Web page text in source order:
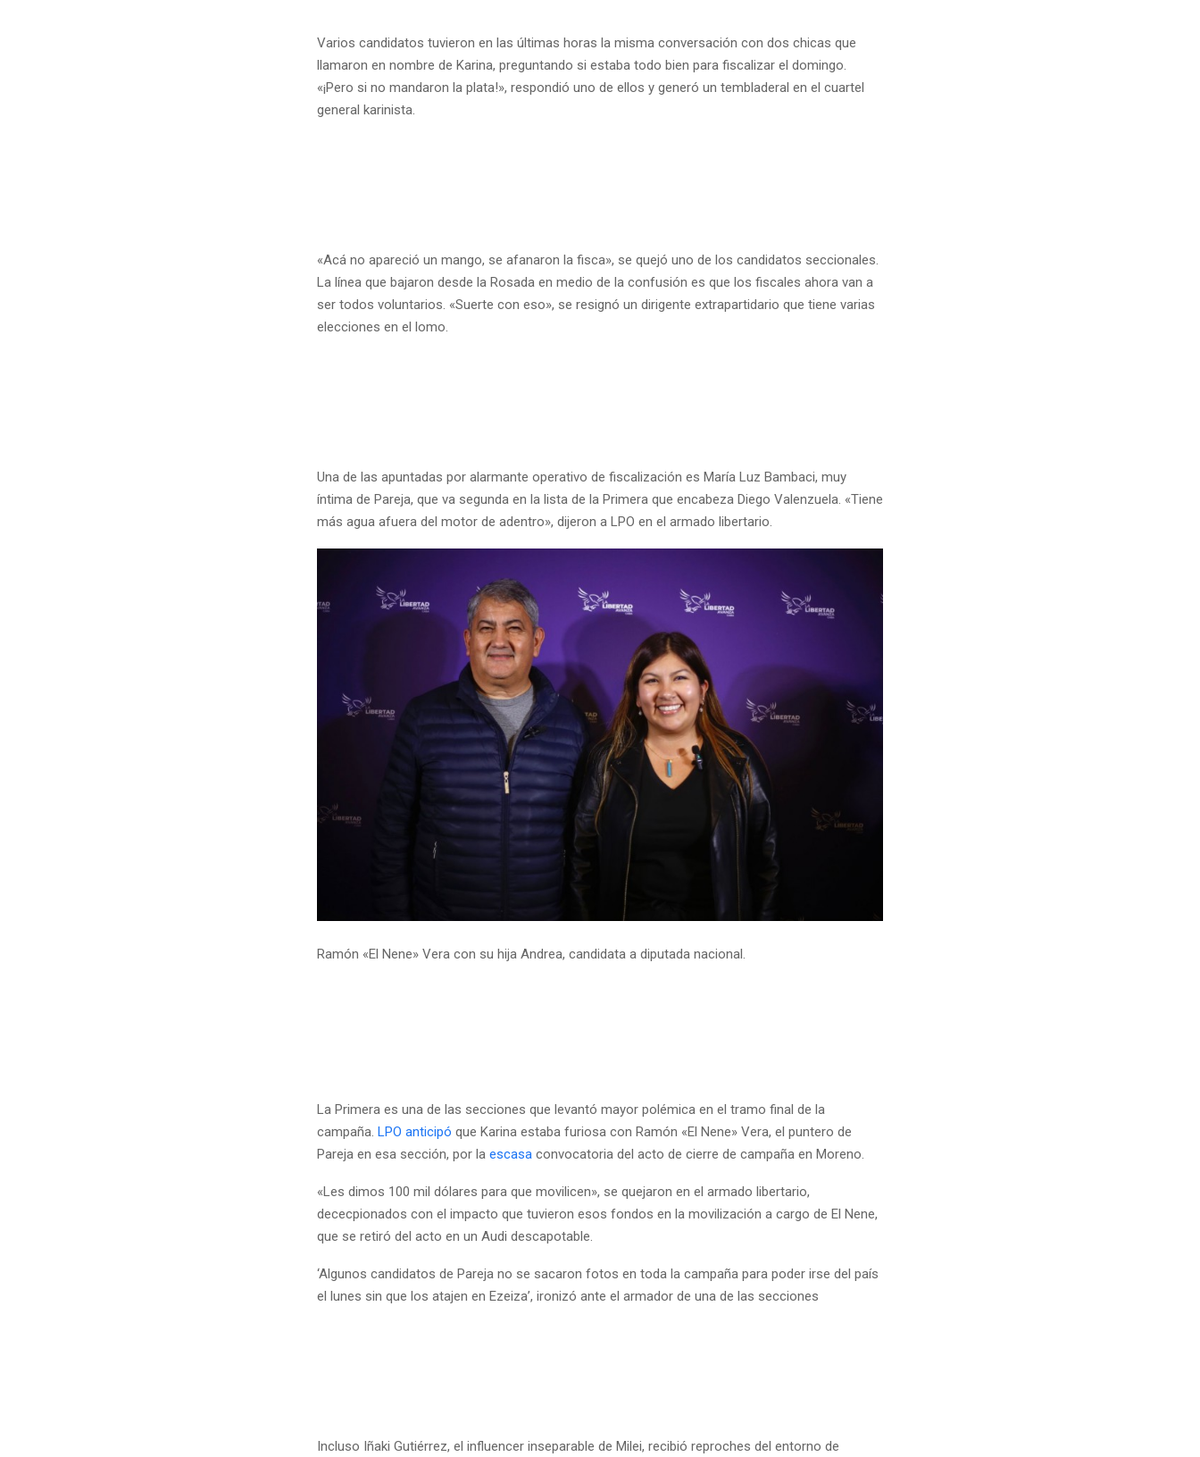
Varios candidatos tuvieron en las últimas horas la misma conversación con dos chicas que
llamaron en nombre de Karina, preguntando si estaba todo bien para fiscalizar el domingo.
«¡Pero si no mandaron la plata!», respondió uno de ellos y generó un tembladeral en el cuartel
general karinista.
«Acá no apareció un mango, se afanaron la fisca», se quejó uno de los candidatos seccionales.
La línea que bajaron desde la Rosada en medio de la confusión es que los fiscales ahora van a
ser todos voluntarios. «Suerte con eso», se resignó un dirigente extrapartidario que tiene varias
elecciones en el lomo.
Una de las apuntadas por alarmante operativo de fiscalización es María Luz Bambaci, muy
íntima de Pareja, que va segunda en la lista de la Primera que encabeza Diego Valenzuela. «Tiene
más agua afuera del motor de adentro», dijeron a LPO en el armado libertario.
Ramón «El Nene» Vera con su hija Andrea, candidata a diputada nacional.
La Primera es una de las secciones que levantó mayor polémica en el tramo final de la
campaña. LPO anticipó que Karina estaba furiosa con Ramón «El Nene» Vera, el puntero de
Pareja en esa sección, por la escasa convocatoria del acto de cierre de campaña en Moreno.
«Les dimos 100 mil dólares para que movilicen», se quejaron en el armado libertario,
dececpionados con el impacto que tuvieron esos fondos en la movilización a cargo de El Nene,
que se retiró del acto en un Audi descapotable.
‘Algunos candidatos de Pareja no se sacaron fotos en toda la campaña para poder irse del país
el lunes sin que los atajen en Ezeiza’, ironizó ante el armador de una de las secciones
Incluso Iñaki Gutiérrez, el influencer inseparable de Milei, recibió reproches del entorno de